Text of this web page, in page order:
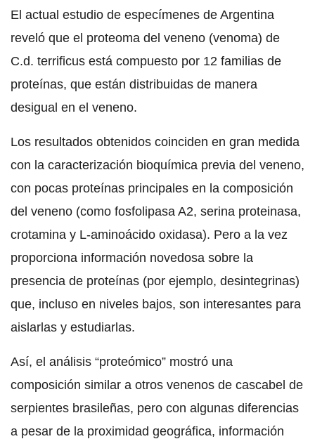
El actual estudio de especímenes de Argentina
reveló que el proteoma del veneno (venoma) de
C.d. terrificus está compuesto por 12 familias de
proteínas, que están distribuidas de manera
desigual en el veneno.
Los resultados obtenidos coinciden en gran medida
con la caracterización bioquímica previa del veneno,
con pocas proteínas principales en la composición
del veneno (como fosfolipasa A2, serina proteinasa,
crotamina y L-aminoácido oxidasa). Pero a la vez
proporciona información novedosa sobre la
presencia de proteínas (por ejemplo, desintegrinas)
que, incluso en niveles bajos, son interesantes para
aislarlas y estudiarlas.
Así, el análisis “proteómico” mostró una
composición similar a otros venenos de cascabel de
serpientes brasileñas, pero con algunas diferencias
a pesar de la proximidad geográfica, información